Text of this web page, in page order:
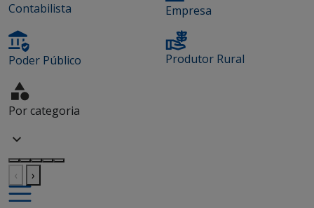
Contabilista Empresa
Poder Público Produtor Rural
Por categoria
‹ ›